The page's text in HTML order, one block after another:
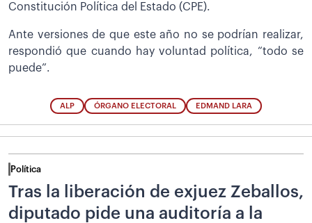
Constitución Política del Estado (CPE).
Ante versiones de que este año no se podrían realizar,
respondió que cuando hay voluntad política, “todo se
puede”.
ALP ÓRGANO ELECTORAL EDMAND LARA
Política
Tras la liberación de exjuez Zeballos,
diputado pide una auditoría a la